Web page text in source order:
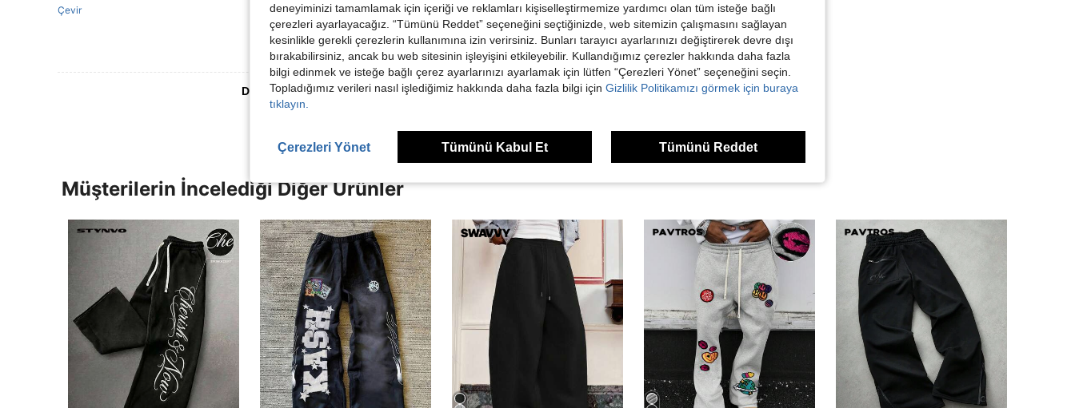
Çevir
Helpful (0)
Daha Fazla Değerlendirme Görüntüle
Müşterilerin İncelediği Diğer Ürünler
deneyiminizi tamamlamak için içeriği ve reklamları kişiselleştirmemize yardımcı olan tüm isteğe bağlı
çerezleri ayarlayacağız. “Tümünü Reddet” seçeneğini seçtiğinizde, web sitemizin çalışmasını sağlayan
kesinlikle gerekli çerezlerin kullanımına izin verirsiniz. Bunları tarayıcı ayarlarınızı değiştirerek devre dışı
bırakabilirsiniz, ancak bu web sitesinin işleyişini etkileyebilir. Kullandığımız çerezler hakkında daha fazla
bilgi edinmek ve isteğe bağlı çerez ayarlarınızı ayarlamak için lütfen “Çerezleri Yönet” seçeneğini seçin.
Topladığımız verileri nasıl işlediğimiz hakkında daha fazla bilgi için Gizlilik Politikamızı görmek için buraya
tıklayın.
Çerezleri Yönet Tümünü Kabul Et Tümünü Reddet